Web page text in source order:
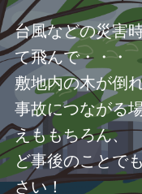
台風などの災害
て飛んで・・・
敷地内の木が倒
事故につながる
えももちろん、
ど事後のことで
さい！